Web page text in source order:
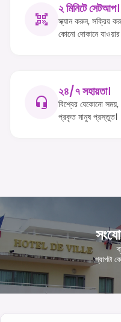
২ মিনিটে সেটআপ।
স্ক্যান করুন, সক্রিয়
কোনো দোকানে
২৪/৭ সহায়তা।
বিশ্বের যেকোনো
প্রকৃত মানুষ প্রস্তুত।
গ্যাপটা